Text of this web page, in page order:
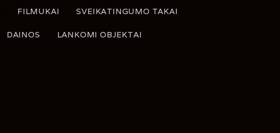
FILMUKAI SVEIKATINGUMO TAKAI
DAINOS LANKOMI OBJEKTAI